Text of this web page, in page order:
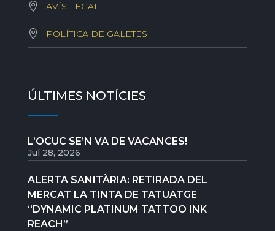
AVÍS LEGAL
POLÍTICA DE GALETES
ÚLTIMES NOTÍCIES
L’OCUC SE’N VA DE VACANCES!
Jul 28, 2026
ALERTA SANITÀRIA: RETIRADA DEL
MERCAT LA TINTA DE TATUATGE
“DYNAMIC PLATINUM TATTOO INK
REACH”